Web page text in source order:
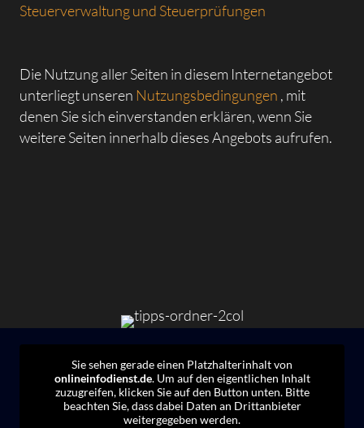
Steuerverwaltung und Steuerprüfungen
Die Nutzung aller Seiten in diesem Internetangebot
unterliegt unseren Nutzungsbedingungen , mit
denen Sie sich einverstanden erklären, wenn Sie
weitere Seiten innerhalb dieses Angebots aufrufen.
Sie sehen gerade einen Platzhalterinhalt von
onlineinfodienst.de. Um auf den eigentlichen Inhalt
zuzugreifen, klicken Sie auf den Button unten. Bitte
beachten Sie, dass dabei Daten an Drittanbieter
weitergegeben werden.